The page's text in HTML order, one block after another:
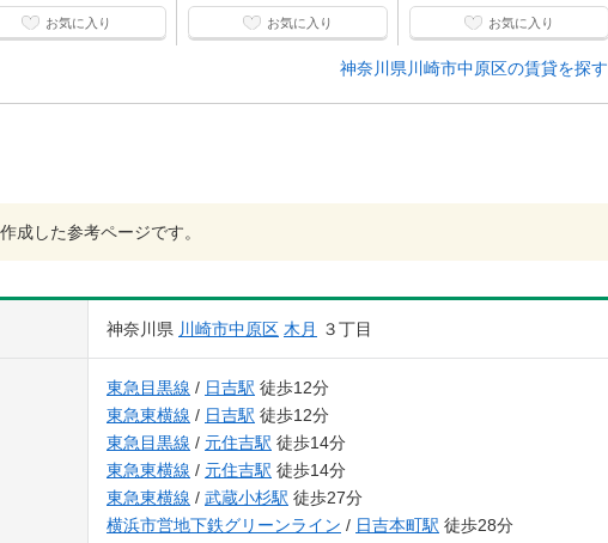
お気に入り お気に入り お気に入り
神奈川県川崎市中原区の賃貸を探す
成した参考ページです。
神奈川県 川崎市中原区 木月 ３丁目
東急目黒線 / 日吉駅 徒歩12分
東急東横線 / 日吉駅 徒歩12分
東急目黒線 / 元住吉駅 徒歩14分
東急東横線 / 元住吉駅 徒歩14分
東急東横線 / 武蔵小杉駅 徒歩27分
横浜市営地下鉄グリーンライン / 日吉本町駅 徒歩28分